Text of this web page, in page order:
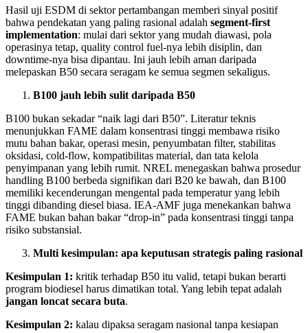
Hasil uji ESDM di sektor pertambangan memberi sinyal positif
bahwa pendekatan yang paling rasional adalah segment-first
implementation: mulai dari sektor yang mudah diawasi, pola
operasinya tetap, quality control fuel-nya lebih disiplin, dan
downtime-nya bisa dipantau. Ini jauh lebih aman daripada
melepaskan B50 secara seragam ke semua segmen sekaligus.
B100 jauh lebih sulit daripada B50
B100 bukan sekadar “naik lagi dari B50”. Literatur teknis
menunjukkan FAME dalam konsentrasi tinggi membawa risiko
mutu bahan bakar, operasi mesin, penyumbatan filter, stabilitas
oksidasi, cold-flow, kompatibilitas material, dan tata kelola
penyimpanan yang lebih rumit. NREL menegaskan bahwa prosedur
handling B100 berbeda signifikan dari B20 ke bawah, dan B100
memiliki kecenderungan mengental pada temperatur yang lebih
tinggi dibanding diesel biasa. IEA-AMF juga menekankan bahwa
FAME bukan bahan bakar “drop-in” pada konsentrasi tinggi tanpa
risiko substansial.
Multi kesimpulan: apa keputusan strategis paling rasional
Kesimpulan 1: kritik terhadap B50 itu valid, tetapi bukan berarti
program biodiesel harus dimatikan total. Yang lebih tepat adalah
jangan loncat secara buta.
Kesimpulan 2: kalau dipaksa seragam nasional tanpa kesiapan